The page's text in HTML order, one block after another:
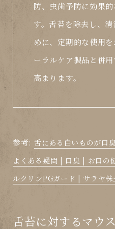
防、虫歯予防に効果
す。舌苔を除去し、
めに、定期的な使用
ーラルケア製品と併
高まります。
参考: 舌にある白いものが口
よくある疑問 | 口臭 | お口の
ルクリンPGガード | サラヤ
舌苔に対するマウ